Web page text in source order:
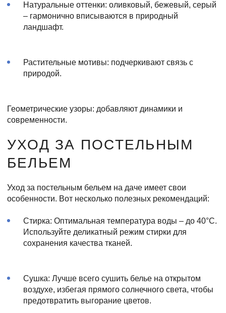
Натуральные оттенки: оливковый, бежевый, серый
– гармонично вписываются в природный
ландшафт.
Растительные мотивы: подчеркивают связь с
природой.
Геометрические узоры: добавляют динамики и
современности.
УХОД ЗА ПОСТЕЛЬНЫМ
БЕЛЬЕМ
Уход за постельным бельем на даче имеет свои
особенности. Вот несколько полезных рекомендаций:
Стирка: Оптимальная температура воды – до 40°C.
Используйте деликатный режим стирки для
сохранения качества тканей.
Сушка: Лучше всего сушить белье на открытом
воздухе, избегая прямого солнечного света, чтобы
предотвратить выгорание цветов.